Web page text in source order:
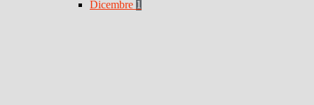
Dicembre 1